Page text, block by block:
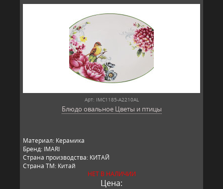
Арт: IMC1185-A2210AL
Блюдо овальное Цветы и птицы
Материал: Керамика
Бренд: IMARI
Страна производства: КИТАЙ
Страна ТМ: Китай
НЕТ В НАЛИЧИИ
Цена: